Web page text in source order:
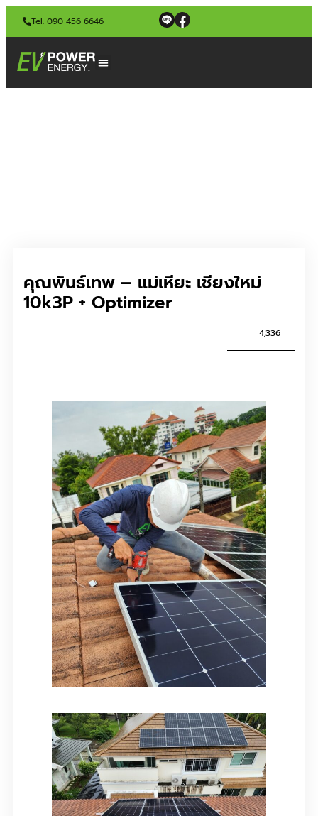
Tel. 090 456 6646
คุณพันธ์เทพ – แม่เหียะ เชียงใหม่
10k3P + Optimizer
4,336